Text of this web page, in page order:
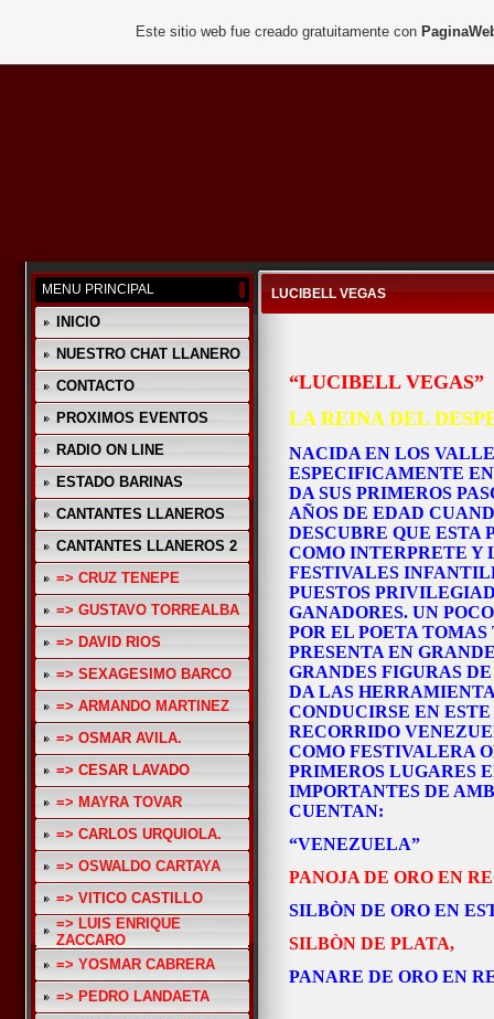
MENU PRINCIPAL
INICIO
NUESTRO CHAT LLANERO
CONTACTO
PROXIMOS EVENTOS
RADIO ON LINE
ESTADO BARINAS
CANTANTES LLANEROS
CANTANTES LLANEROS 2
=> CRUZ TENEPE
=> GUSTAVO TORREALBA
=> DAVID RIOS
=> SEXAGESIMO BARCO
=> ARMANDO MARTINEZ
=> OSMAR AVILA.
=> CESAR LAVADO
=> MAYRA TOVAR
=> CARLOS URQUIOLA.
=> OSWALDO CARTAYA
=> VITICO CASTILLO
=> LUIS ENRIQUE
ZACCARO
=> YOSMAR CABRERA
=> PEDRO LANDAETA
LUCIBELL VEGAS
“LUCIBELL VEGAS”
LA REINA DEL
NACIDA EN LOS
ESPECIFICAMENTE
DA SUS PRIMEROS
AÑOS DE EDAD
DESCUBRE QUE ESTA
COMO INTERPRETE Y
FESTIVALES
PUESTOS
GANADORES. UN
POR EL POETA
PRESENTA EN
GRANDES FIGURAS
DA LAS
CONDUCIRSE EN
RECORRIDO
COMO FESTIVALERA
PRIMEROS LUGARES
IMPORTANTES DE
CUENTAN:
“VENEZUELA”
PANOJA DE ORO EN
SILBÒN DE ORO EN
SILBÒN DE PLATA,
PANARE DE ORO EN
Este sitio web fue creado gratuitamente con